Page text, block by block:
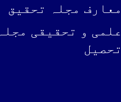
معارف مجلہ تحقیق
علمی و تحقیقی مجلہ
تحصیل